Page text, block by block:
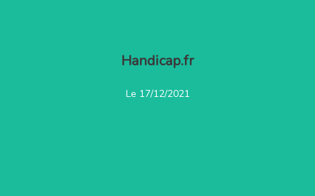
Handicap.fr
Le 17/12/2021